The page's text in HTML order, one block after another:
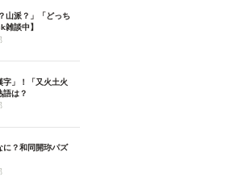
山派？」「どっち
雑談中】
字」！「又火土火
語は？
に？和同開珎パズ